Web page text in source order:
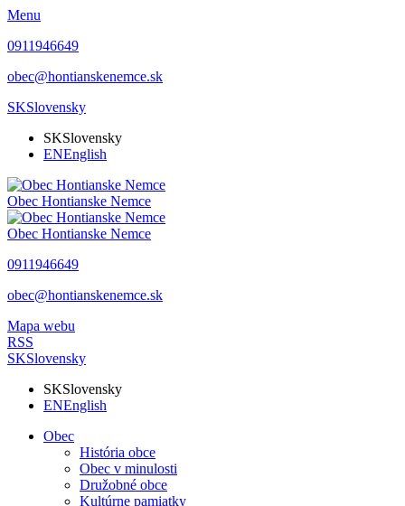
Menu
0911946649
obec@hontianskenemce.sk
SKSlovensky
SKSlovensky
ENEnglish
Obec Hontianske Nemce
Obec Hontianske Nemce
0911946649
obec@hontianskenemce.sk
Mapa webu
RSS
SKSlovensky
SKSlovensky
ENEnglish
Obec
História obce
Obec v minulosti
Družobné obce
Kultúrne pamiatky